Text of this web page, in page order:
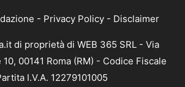
- Privacy Policy - Disclaimer
di proprietà di WEB 365 SRL - Via
00141 Roma (RM) - Codice Fiscale
I.V.A. 12279101005